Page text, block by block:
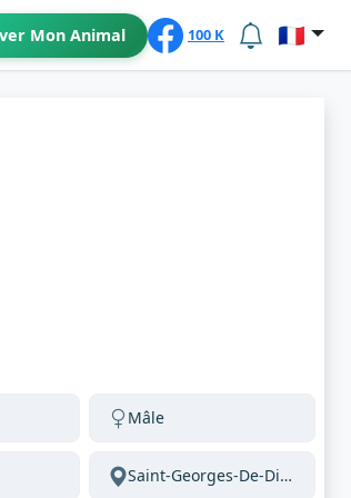
Mon Animal 100 K 🇫🇷
Mâle
Saint-Georges-De-Didonne 17110 France